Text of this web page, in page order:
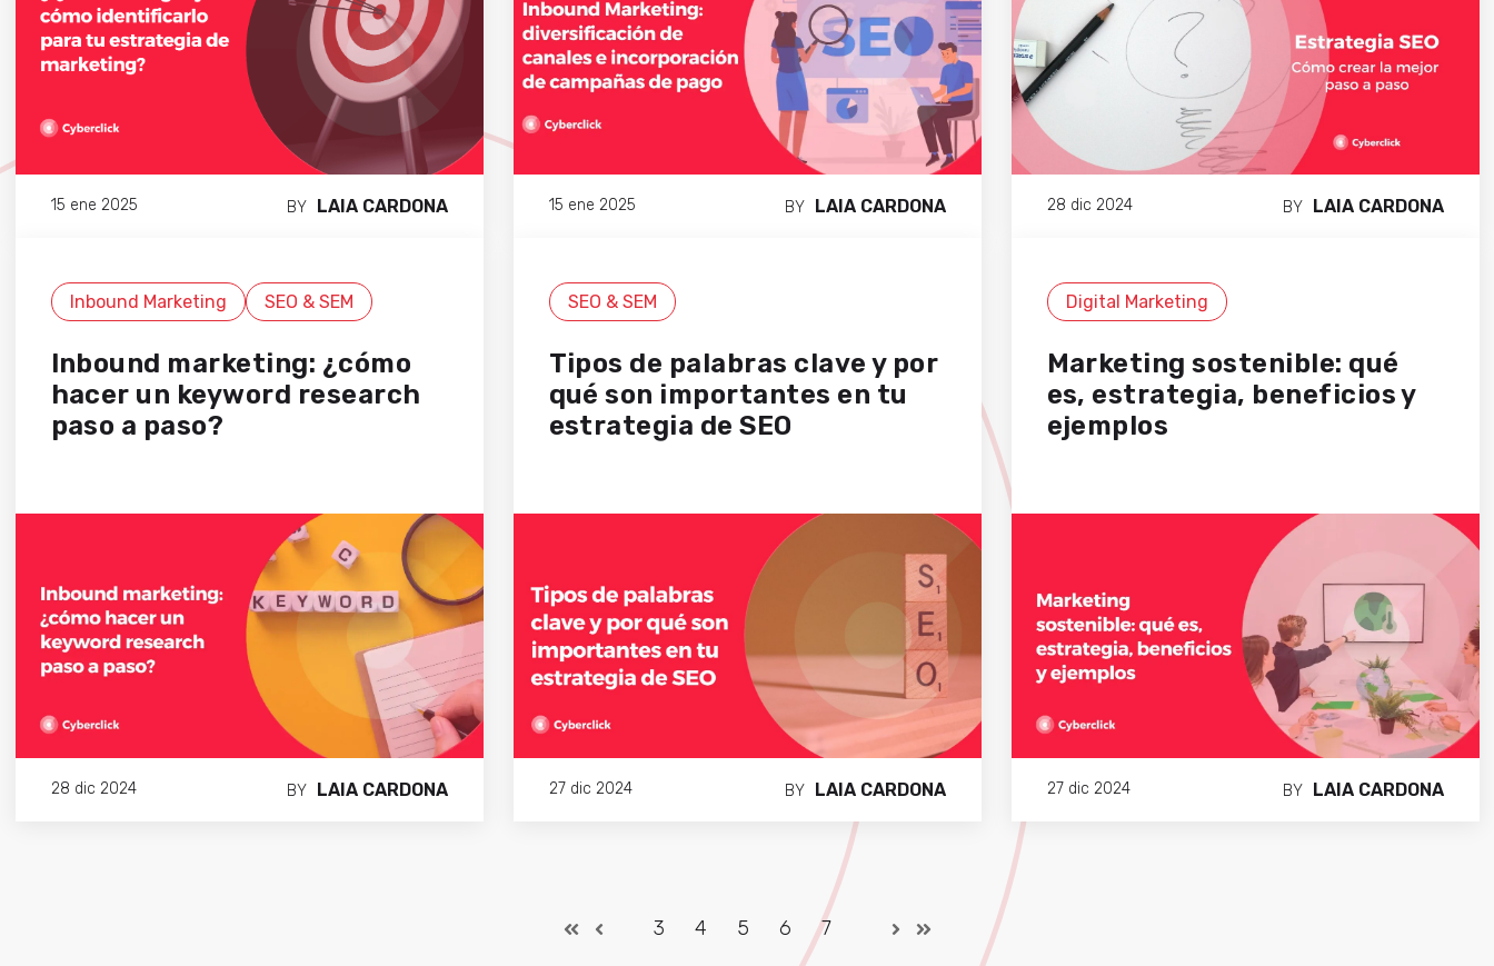
15 ene 2025 BY LAIA CARDONA 15 ene 2025 BY LAIA CARDONA 28 dic 2024 BY LAIA CARDONA
Inbound Marketing SEO & SEM
Inbound marketing: ¿cómo
hacer un keyword research
paso a paso?
28 dic 2024 BY LAIA CARDONA
SEO & SEM
Tipos de palabras clave y por
qué son importantes en tu
estrategia de SEO
27 dic 2024 BY LAIA CARDONA
Digital Marketing
Marketing sostenible: qué
es, estrategia, beneficios y
ejemplos
27 dic 2024 BY LAIA CARDONA
3 4 5 6 7